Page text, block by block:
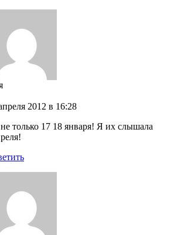
2012 в 16:28
только 17 18 января! Я их слышала